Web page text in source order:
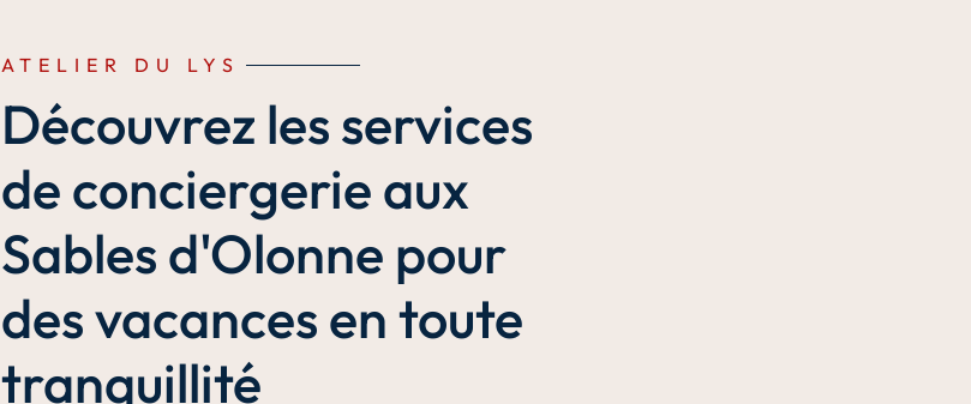
ATELIER DU LYS
Découvrez les services
de conciergerie aux
Sables d'Olonne pour
des vacances en toute
tranquillité